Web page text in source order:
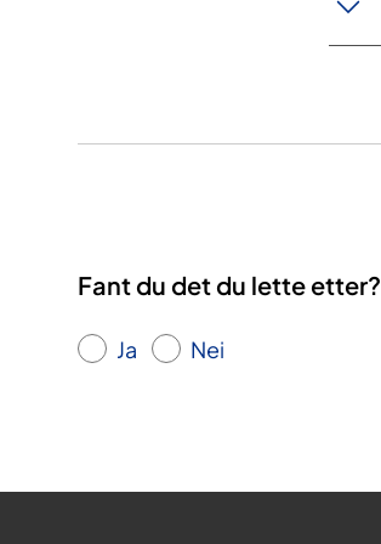
Fant du det du lette etter?
Ja Nei